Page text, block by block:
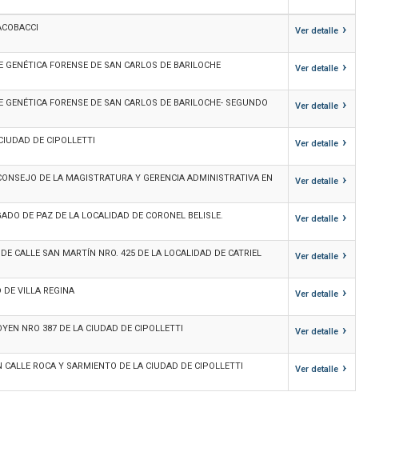
Ver detalle ›
FORENSE DE SAN CARLOS DE BARILOCHE Ver detalle ›
FORENSE DE SAN CARLOS DE BARILOCHE- SEGUNDO
Ver detalle ›
DE CIPOLLETTI Ver detalle ›
DE LA MAGISTRATURA Y GERENCIA ADMINISTRATIVA EN
Ver detalle ›
DE PAZ DE LA LOCALIDAD DE CORONEL BELISLE. Ver detalle ›
CALLE SAN MARTÍN NRO. 425 DE LA LOCALIDAD DE CATRIEL Ver detalle ›
VILLA REGINA Ver detalle ›
NRO 387 DE LA CIUDAD DE CIPOLLETTI Ver detalle ›
CALLE ROCA Y SARMIENTO DE LA CIUDAD DE CIPOLLETTI Ver detalle ›